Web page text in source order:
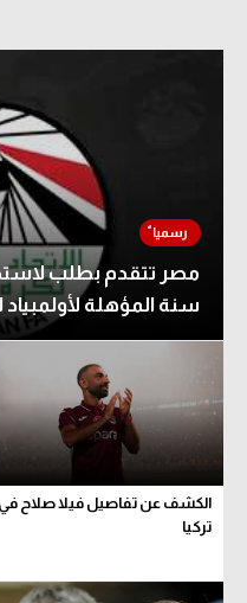
سنة المؤهلة
الكشف عن تفاصيل فيلا صلاح في
تركيا